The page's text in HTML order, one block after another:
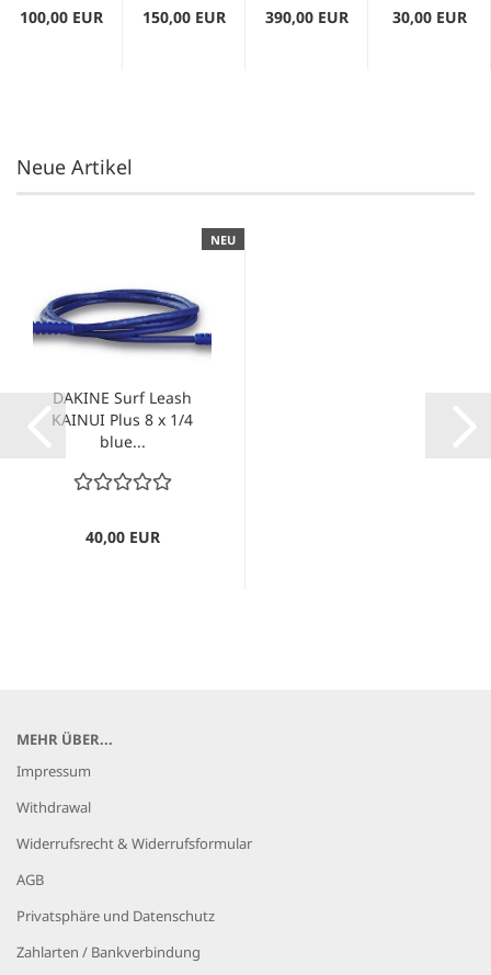
100,00 EUR 150,00 EUR
390,00 EUR
blue...
30,00 EUR
Neue Artikel
NEU
DAKINE Surf Leash
KAINUI Plus 8 x 1/4
blue...
40,00 EUR
MEHR ÜBER...
Impressum
Withdrawal
Widerrufsrecht & Widerrufsformular
AGB
Privatsphäre und Datenschutz
Zahlarten / Bankverbindung